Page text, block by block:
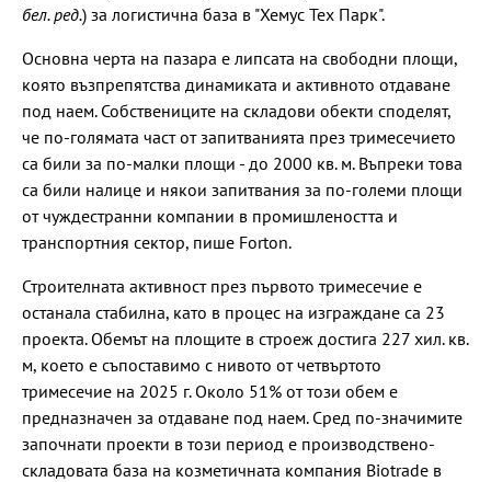
бел. ред.) за логистична база в "Хемус Тех Парк".
Основна черта на пазара е липсата на свободни площи,
която възпрепятства динамиката и активното отдаване
под наем. Собствениците на складови обекти споделят,
че по-голямата част от запитванията през тримесечието
са били за по-малки площи - до 2000 кв. м. Въпреки това
са били налице и някои запитвания за по-големи площи
от чуждестранни компании в промишлеността и
транспортния сектор, пише Forton.
Строителната активност през първото тримесечие е
останала стабилна, като в процес на изграждане са 23
проекта. Обемът на площите в строеж достига 227 хил. кв.
м, което е съпоставимо с нивото от четвъртото
тримесечие на 2025 г. Около 51% от този обем е
предназначен за отдаване под наем. Сред по-значимите
започнати проекти в този период е производствено-
складовата база на козметичната компания Biotrade в